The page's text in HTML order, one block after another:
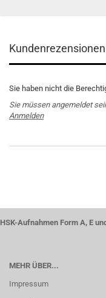
Kundenrezensionen
Sie haben nicht die
Sie müssen angemeldet
Anmelden
HSK-Aufnahmen Form A, E
MEHR ÜBER...
Impressum